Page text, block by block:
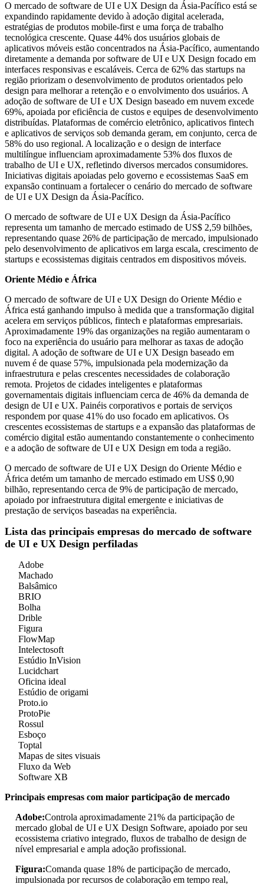
O mercado de software de UI e UX Design da Ásia-Pacífico está se
expandindo rapidamente devido à adoção digital acelerada,
estratégias de produtos mobile-first e uma força de trabalho
tecnológica crescente. Quase 44% dos usuários globais de
aplicativos móveis estão concentrados na Ásia-Pacífico, aumentando
diretamente a demanda por software de UI e UX Design focado em
interfaces responsivas e escaláveis. Cerca de 62% das startups na
região priorizam o desenvolvimento de produtos orientados pelo
design para melhorar a retenção e o envolvimento dos usuários. A
adoção de software de UI e UX Design baseado em nuvem excede
69%, apoiada por eficiência de custos e equipes de desenvolvimento
distribuídas. Plataformas de comércio eletrônico, aplicativos fintech
e aplicativos de serviços sob demanda geram, em conjunto, cerca de
58% do uso regional. A localização e o design de interface
multilíngue influenciam aproximadamente 53% dos fluxos de
trabalho de UI e UX, refletindo diversos mercados consumidores.
Iniciativas digitais apoiadas pelo governo e ecossistemas SaaS em
expansão continuam a fortalecer o cenário do mercado de software
de UI e UX Design da Ásia-Pacífico.
O mercado de software de UI e UX Design da Ásia-Pacífico
representa um tamanho de mercado estimado de US$ 2,59 bilhões,
representando quase 26% de participação de mercado, impulsionado
pelo desenvolvimento de aplicativos em larga escala, crescimento de
startups e ecossistemas digitais centrados em dispositivos móveis.
Oriente Médio e África
O mercado de software de UI e UX Design do Oriente Médio e
África está ganhando impulso à medida que a transformação digital
acelera em serviços públicos, fintech e plataformas empresariais.
Aproximadamente 19% das organizações na região aumentaram o
foco na experiência do usuário para melhorar as taxas de adoção
digital. A adoção de software de UI e UX Design baseado em
nuvem é de quase 57%, impulsionada pela modernização da
infraestrutura e pelas crescentes necessidades de colaboração
remota. Projetos de cidades inteligentes e plataformas
governamentais digitais influenciam cerca de 46% da demanda de
design de UI e UX. Painéis corporativos e portais de serviços
respondem por quase 41% do uso focado em aplicativos. Os
crescentes ecossistemas de startups e a expansão das plataformas de
comércio digital estão aumentando constantemente o conhecimento
e a adoção de software de UI e UX Design em toda a região.
O mercado de software de UI e UX Design do Oriente Médio e
África detém um tamanho de mercado estimado em US$ 0,90
bilhão, representando cerca de 9% de participação de mercado,
apoiado por infraestrutura digital emergente e iniciativas de
prestação de serviços baseadas na experiência.
Lista das principais empresas do mercado de software
de UI e UX Design perfiladas
Adobe
Machado
Balsâmico
BRIO
Bolha
Drible
Figura
FlowMap
Intelectosoft
Estúdio InVision
Lucidchart
Oficina ideal
Estúdio de origami
Proto.io
ProtoPie
Rossul
Esboço
Toptal
Mapas de sites visuais
Fluxo da Web
Software XB
Principais empresas com maior participação de mercado
Adobe:Controla aproximadamente 21% da participação de
mercado global de UI e UX Design Software, apoiado por seu
ecossistema criativo integrado, fluxos de trabalho de design de
nível empresarial e ampla adoção profissional.
Figura:Comanda quase 18% de participação de mercado,
impulsionada por recursos de colaboração em tempo real,